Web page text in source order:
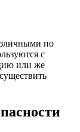
по
с
или же